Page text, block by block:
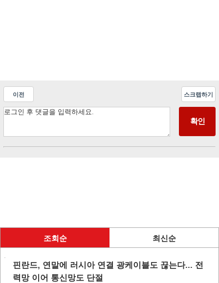
이전 스크랩하기
조회순 최신순
핀란드, 연말에 러시아 연결 광케이블도 끊는다... 전
력망 이어 통신망도 단절